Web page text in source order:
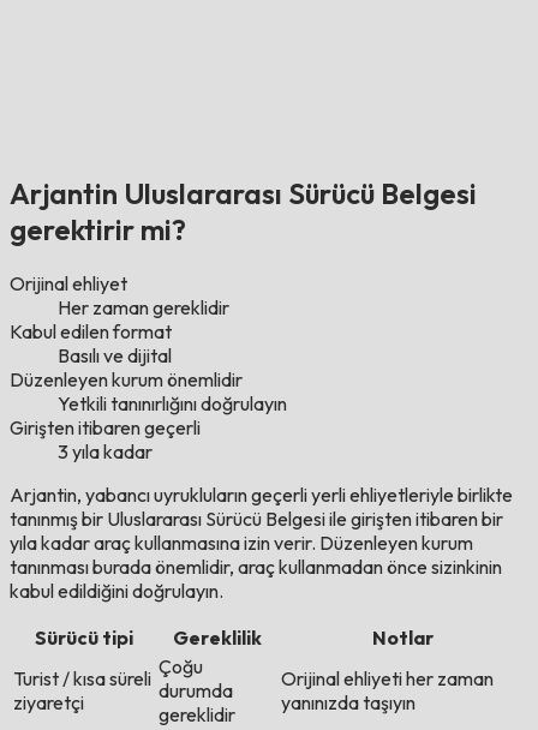
Arjantin Uluslararası Sürücü Belgesi
gerektirir mi?
Orijinal ehliyet
Her zaman gereklidir
Kabul edilen format
Basılı ve dijital
Düzenleyen kurum önemlidir
Yetkili tanınırlığını doğrulayın
Girişten itibaren geçerli
3 yıla kadar
Arjantin, yabancı uyrukluların geçerli yerli ehliyetleriyle birlikte
tanınmış bir Uluslararası Sürücü Belgesi ile girişten itibaren bir
yıla kadar araç kullanmasına izin verir. Düzenleyen kurum
tanınması burada önemlidir, araç kullanmadan önce sizinkinin
kabul edildiğini doğrulayın.
Sürücü tipi
Gereklilik
Notlar
Turist / kısa süreli
ziyaretçi
Çoğu
durumda
gereklidir
Orijinal ehliyeti her zaman
yanınızda taşıyın